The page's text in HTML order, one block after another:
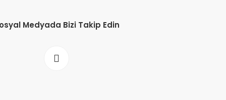
Medyada Bizi Takip Edin